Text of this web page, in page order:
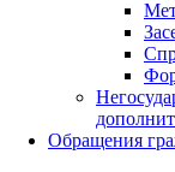
Обращения